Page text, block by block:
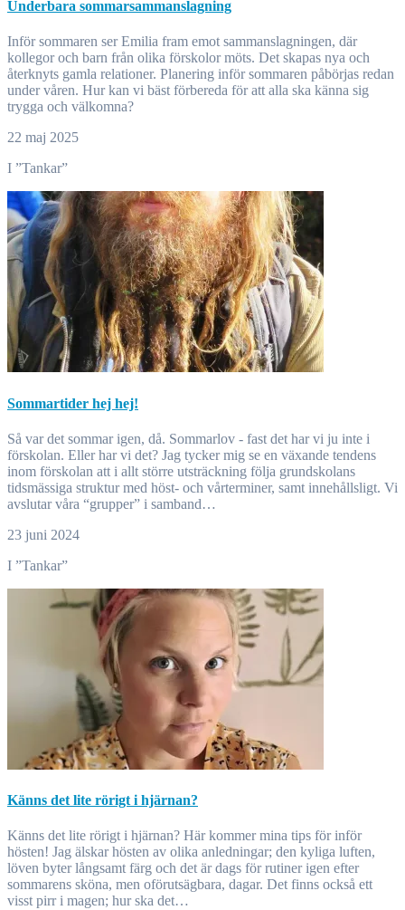
Underbara sommarsammanslagning
Inför sommaren ser Emilia fram emot sammanslagningen, där
kollegor och barn från olika förskolor möts. Det skapas nya och
återknyts gamla relationer. Planering inför sommaren påbörjas redan
under våren. Hur kan vi bäst förbereda för att alla ska känna sig
trygga och välkomna?
22 maj 2025
I ”Tankar”
Sommartider hej hej!
Så var det sommar igen, då. Sommarlov - fast det har vi ju inte i
förskolan. Eller har vi det? Jag tycker mig se en växande tendens
inom förskolan att i allt större utsträckning följa grundskolans
tidsmässiga struktur med höst- och vårterminer, samt innehållsligt. Vi
avslutar våra “grupper” i samband…
23 juni 2024
I ”Tankar”
Känns det lite rörigt i hjärnan?
Känns det lite rörigt i hjärnan? Här kommer mina tips för inför
hösten! Jag älskar hösten av olika anledningar; den kyliga luften,
löven byter långsamt färg och det är dags för rutiner igen efter
sommarens sköna, men oförutsägbara, dagar. Det finns också ett
visst pirr i magen; hur ska det…